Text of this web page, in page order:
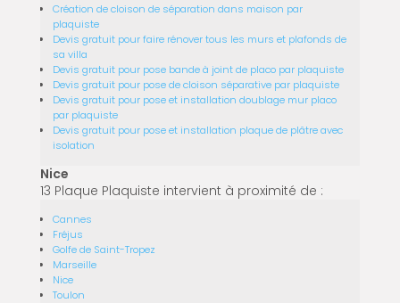
Création de cloison de séparation dans maison par
plaquiste
Devis gratuit pour faire rénover tous les murs et plafonds de
sa villa
Devis gratuit pour pose bande à joint de placo par plaquiste
Devis gratuit pour pose de cloison séparative par plaquiste
Devis gratuit pour pose et installation doublage mur placo
par plaquiste
Devis gratuit pour pose et installation plaque de plâtre avec
isolation
Nice
13 Plaque Plaquiste intervient à proximité de :
Cannes
Fréjus
Golfe de Saint-Tropez
Marseille
Nice
Toulon